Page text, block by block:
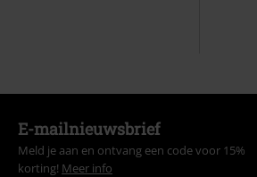
E-mailnieuwsbrief
Meld je aan en ontvang een code voor 15%
korting! Meer info